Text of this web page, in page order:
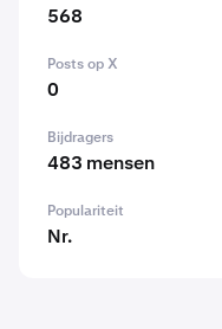
568
Posts op X
0
Bijdragers
483 mensen
Populariteit
Nr.